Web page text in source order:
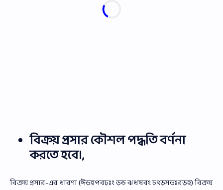
বিক্রয় প্রসার কৌশল পদ্ধতি বর্ণনা
করতে হবে।,
বিক্রয় প্রসার-এর ধারণা (ঈড়হপবঢ়ঃং ড়ভ ঝধষবং চৎড়সড়ঃরড়হ) বিক্রয়